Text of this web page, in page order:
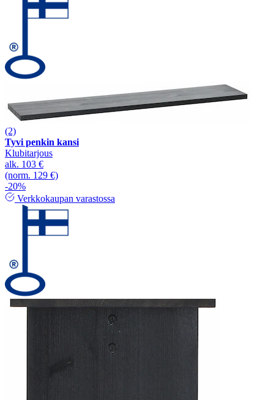
(2)
Tyvi penkin kansi
Klubitarjous
alk. 103 €
(norm. 129 €)
-20%
Verkkokaupan varastossa